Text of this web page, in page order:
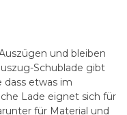
und bleiben
Schublade gibt
dass etwas im
Lade eignet sich für
für Material und